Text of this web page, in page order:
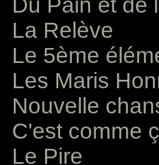
Du Pain et de
La Relève
Le 5ème
Les Maris
Nouvelle
C'est comme
Le Pire